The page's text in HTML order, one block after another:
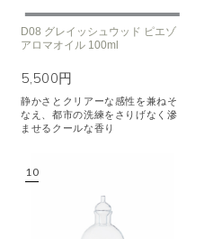
D08 グレイッシュウッド ピエゾ
アロマオイル 100ml
5,500円
静かさとクリアーな感性を兼ねそ
なえ、都市の洗練をさりげなく滲
ませるクールな香り